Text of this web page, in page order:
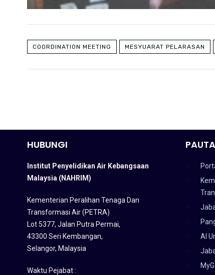
COORDINATION MEETING MESYUARAT PELARASAN
HUBUNGI
Institut Penyelidikan Air Kebangsaan
Malaysia (NAHRIM)
Kementerian Peralihan Tenaga Dan
Transformasi Air (PETRA)
Lot 5377, Jalan Putra Permai,
43300 Seri Kembangan,
Selangor, Malaysia
Waktu Pejabat :
AI